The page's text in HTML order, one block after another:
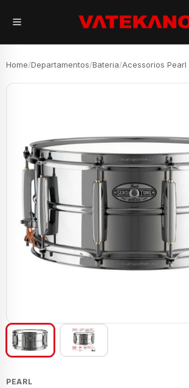
Home/Departamentos/Bateria/Acessorios Pearl
PEARL